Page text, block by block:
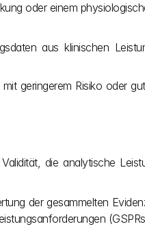
oder einem
aus klinischen
geringerem Risiko oder
die analytische
der gesammelten